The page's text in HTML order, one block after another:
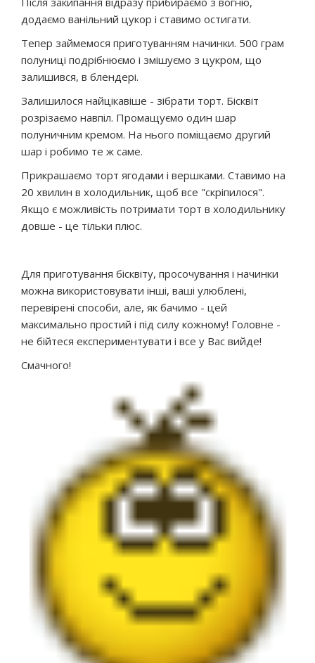
додаємо ванільний цукор і ставимо остигати.
Тепер займемося приготуванням начинки. 500 грам
полуниці подрібнюємо і змішуємо з цукром, що
залишився, в блендері.
Залишилося найцікавіше - зібрати торт. Бісквіт
розрізаємо навпіл. Промащуємо один шар
полуничним кремом. На нього поміщаємо другий
шар і робимо те ж саме.
Прикрашаємо торт ягодами і вершками. Ставимо на
20 хвилин в холодильник, щоб все "скріпилося".
Якщо є можливість потримати торт в холодильнику
довше - це тільки плюс.
Для приготування бісквіту, просочування і начинки
можна використовувати інші, ваші улюблені,
перевірені способи, але, як бачимо - цей
максимально простий і під силу кожному! Головне -
не бійтеся експериментувати і все у Вас вийде!
Смачного!